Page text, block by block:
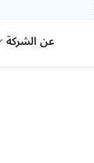
عن الشركة